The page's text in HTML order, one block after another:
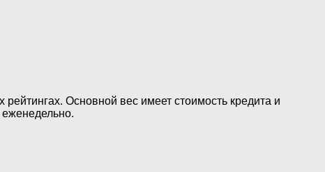
Основной вес имеет стоимость кредита и